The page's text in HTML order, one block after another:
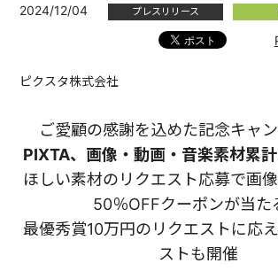
2024/12/04 プレスリリース
ピクスタ株式会社
ご愛顧の感謝を込めた記念キャ
PIXTA、画像・動画・音楽素材累計
ほしい素材のリクエスト応募で画
50％OFFクーポンが当た
最優秀賞10万円のリクエストに応
ストも開催